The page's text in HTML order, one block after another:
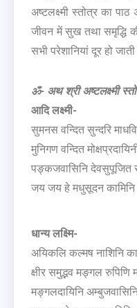
अष्टलक्ष्मी स्तोत्र का पाठ
जीवन में सुख तथा समृद्धि
सभी परेशानियां दूर हो
ॐ- अथ श्री अष्टलक्ष्मी
आदि लक्ष्मी-
सुमनस वन्दित सुन्दरि
मुनिगण वन्दित
पङ्कजवासिनि देवसुपूजित
जय जय हे मधुसूदन कामिनि
धान्य लक्ष्मि-
अयिकलि कल्मष नाशिनि
क्षीर समुद्भव मङ्गल रुपिणि
मङ्गलदायिनि